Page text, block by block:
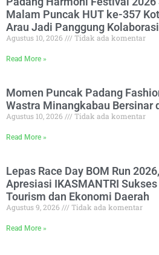
Malam Puncak HUT ke-357
Arau Jadi Panggung
Agustus 10, 2026 Tidak ada komentar
Read More »
Momen Puncak Padang
Wastra Minangkabau Bersinar
Agustus 10, 2026 Tidak ada komentar
Read More »
Lepas Race Day BOM Run
Apresiasi IKASMANTRI
Tourism dan Ekonomi Daerah
Agustus 9, 2026 Tidak ada komentar
Read More »